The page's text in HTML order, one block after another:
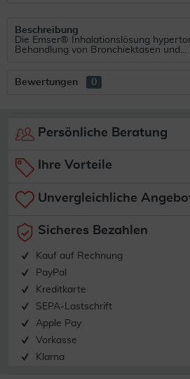
Beschreibung
Die Emser® Inhalationslösung
Behandlung von Bronchiektasen und...
Bewertungen 0
Persönliche Beratung
Ihre Vorteile
Unvergleichliche
Sicheres Bezahlen
Kauf auf Rechnung
PayPal
Kreditkarte
SEPA-Lastschrift
Apple Pay
Vorkasse
Klarna